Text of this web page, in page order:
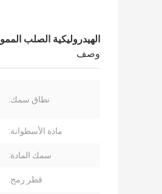
الهيدروليكية الصلب
وصف
نطاق سمك:
مادة الأسطوانة:
سمك المادة:
قطر رمح: